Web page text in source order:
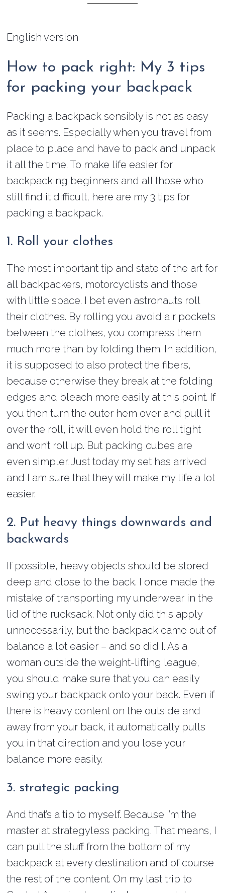
English version
How to pack right: My 3 tips
for packing your backpack
Packing a backpack sensibly is not as easy
as it seems. Especially when you travel from
place to place and have to pack and unpack
it all the time. To make life easier for
backpacking beginners and all those who
still find it difficult, here are my 3 tips for
packing a backpack.
1. Roll your clothes
The most important tip and state of the art for
all backpackers, motorcyclists and those
with little space. I bet even astronauts roll
their clothes. By rolling you avoid air pockets
between the clothes, you compress them
much more than by folding them. In addition,
it is supposed to also protect the fibers,
because otherwise they break at the folding
edges and bleach more easily at this point. If
you then turn the outer hem over and pull it
over the roll, it will even hold the roll tight
and won’t roll up. But packing cubes are
even simpler. Just today my set has arrived
and I am sure that they will make my life a lot
easier.
2. Put heavy things downwards and
backwards
If possible, heavy objects should be stored
deep and close to the back. I once made the
mistake of transporting my underwear in the
lid of the rucksack. Not only did this apply
unnecessarily, but the backpack came out of
balance a lot easier – and so did I. As a
woman outside the weight-lifting league,
you should make sure that you can easily
swing your backpack onto your back. Even if
there is heavy content on the outside and
away from your back, it automatically pulls
you in that direction and you lose your
balance more easily.
3. strategic packing
And that’s a tip to myself. Because I’m the
master at strategyless packing. That means, I
can pull the stuff from the bottom of my
backpack at every destination and of course
the rest of the content. On my last trip to